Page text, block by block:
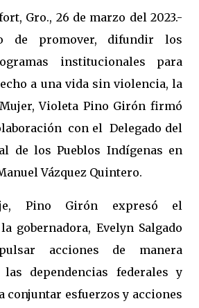
Gro., 26 de marzo del 2023.-
de promover, difundir los
institucionales para
a una vida sin violencia, la
Violeta Pino Girón firmó
con el Delegado del
de los Pueblos Indígenas en
Vázquez Quintero.
Pino Girón expresó el
gobernadora, Evelyn Salgado
acciones de manera
dependencias federales y
conjuntar esfuerzos y acciones